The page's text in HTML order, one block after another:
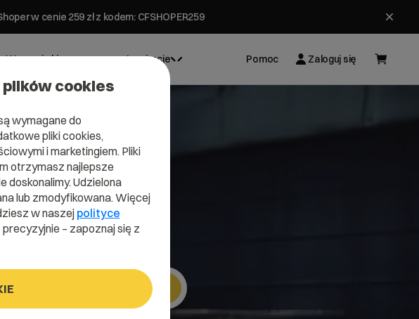
w cenie 259 zł z kodem: CFSHOPER259
Wsparcie biznesowe Inspiracje Pomoc Zaloguj się
.ukraińską
plików cookies
wymagane do
pliki cookies,
i marketingiem. Pliki
otrzymasz najlepsze
Udzielona
lub zmodyfikowana. Więcej
w naszej polityce
– zapoznaj się z